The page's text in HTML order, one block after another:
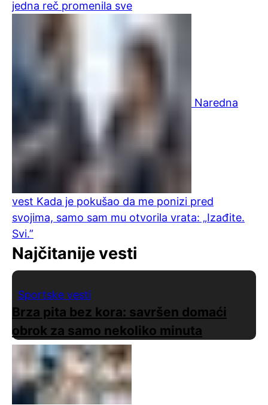
jedna reč promenila sve
Naredna
vest Kada je pokušao da me ponizi pred
svojima, samo sam mu otvorila vrata: „Izađite.
Svi.”
Najčitanije vesti
Sportske vesti
Brza pita bez kora: savršen domaći
obrok za samo nekoliko minuta